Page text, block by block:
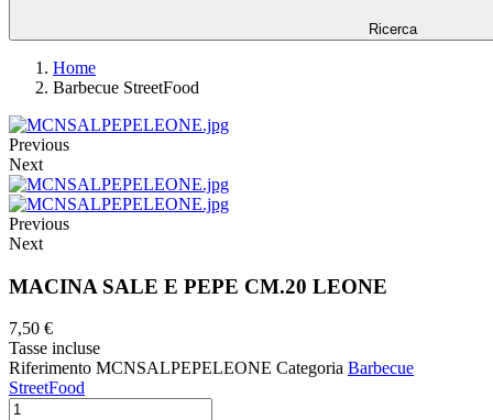
Ricerca
Home
Barbecue StreetFood
Previous
Next
Previous
Next
MACINA SALE E PEPE CM.20 LEONE
7,50 €
Tasse incluse
Riferimento MCNSALPEPELEONE Categoria Barbecue
StreetFood